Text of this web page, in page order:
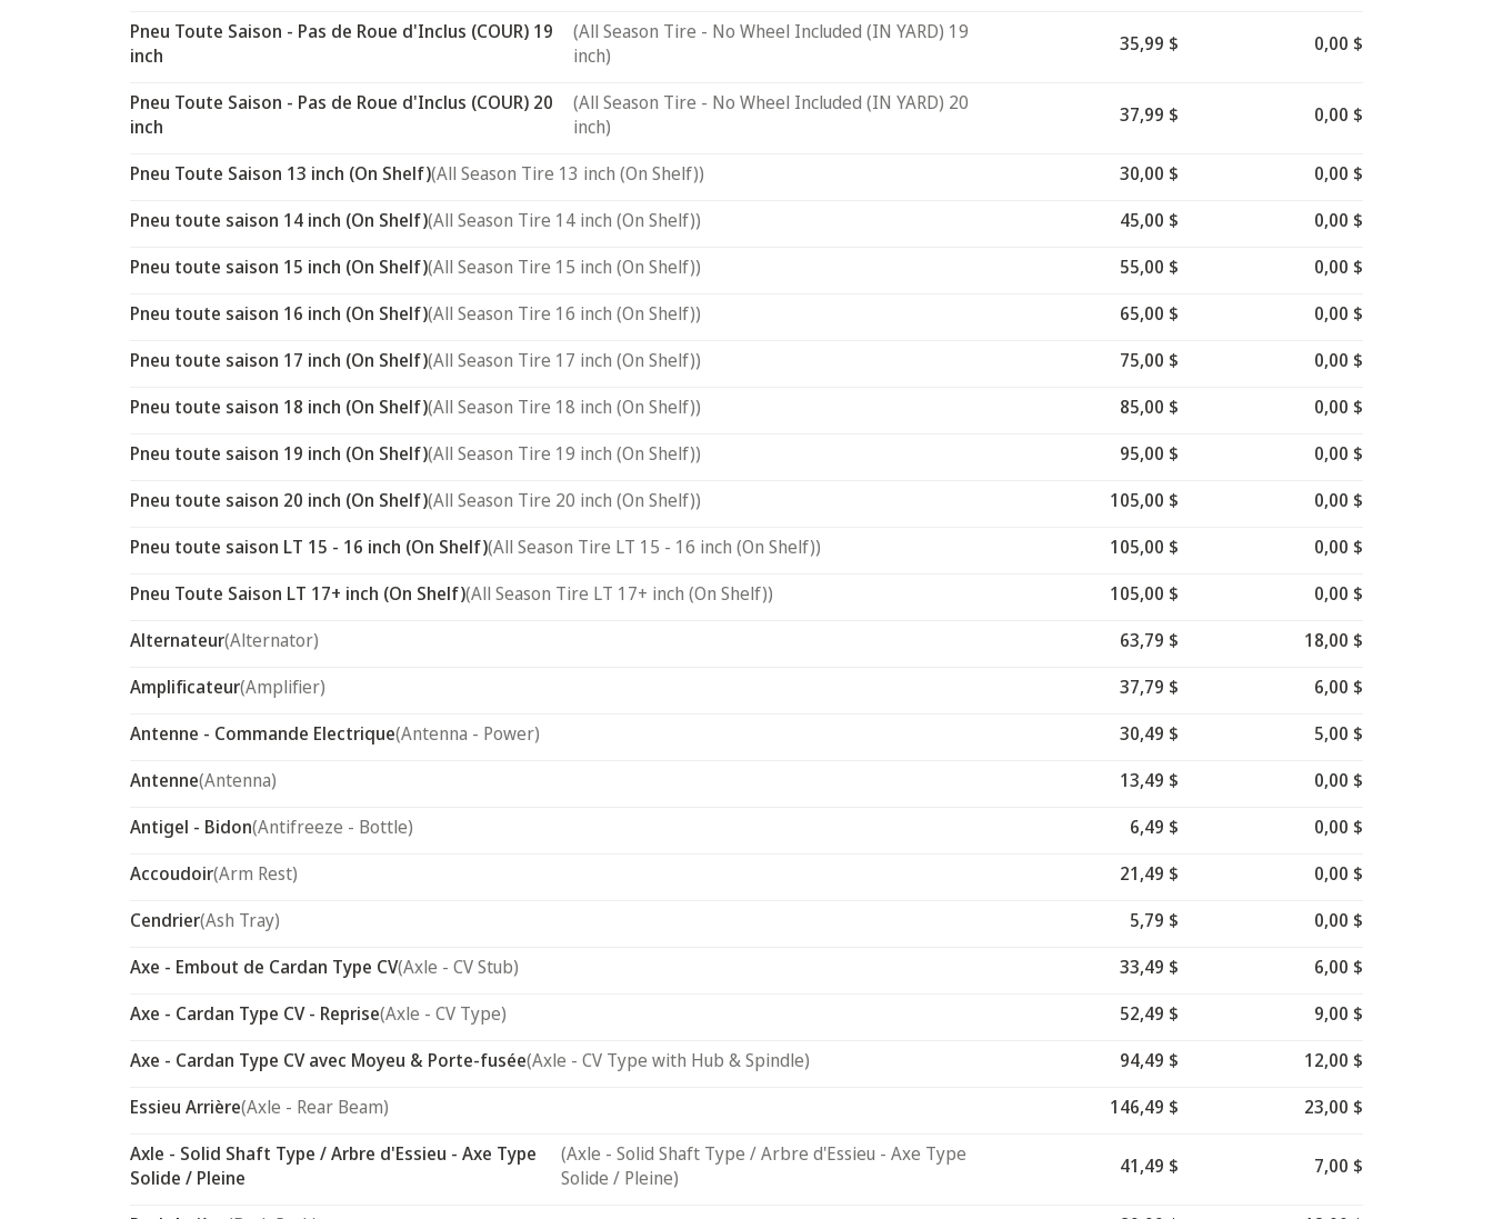
Pneu Toute Saison - Pas de Roue d'Inclus (COUR) 19
inch
(All Season Tire - No Wheel Included (IN YARD) 19
inch)
35,99 $ 0,00 $
Pneu Toute Saison - Pas de Roue d'Inclus (COUR) 20
inch
(All Season Tire - No Wheel Included (IN YARD) 20
inch)
37,99 $ 0,00 $
Pneu Toute Saison 13 inch (On Shelf)(All Season Tire 13 inch (On Shelf)) 30,00 $
0,00 $
Pneu toute saison 14 inch (On Shelf)(All Season Tire 14 inch (On Shelf)) 45,00 $
0,00 $
Pneu toute saison 15 inch (On Shelf)(All Season Tire 15 inch (On Shelf)) 55,00 $
0,00 $
Pneu toute saison 16 inch (On Shelf)(All Season Tire 16 inch (On Shelf)) 65,00 $
0,00 $
Pneu toute saison 17 inch (On Shelf)(All Season Tire 17 inch (On Shelf)) 75,00 $
0,00 $
Pneu toute saison 18 inch (On Shelf)(All Season Tire 18 inch (On Shelf)) 85,00 $
0,00 $
Pneu toute saison 19 inch (On Shelf)(All Season Tire 19 inch (On Shelf)) 95,00 $
0,00 $
Pneu toute saison 20 inch (On Shelf)(All Season Tire 20 inch (On Shelf)) 105,00 $
0,00 $
Pneu toute saison LT 15 - 16 inch (On Shelf)(All Season Tire LT 15 - 16 inch (On Shelf)) 105,00 $
0,00 $
Pneu Toute Saison LT 17+ inch (On Shelf)(All Season Tire LT 17+ inch (On Shelf)) 105,00 $
0,00 $
Alternateur(Alternator) 63,79 $
18,00 $
Amplificateur(Amplifier) 37,79 $
6,00 $
Antenne - Commande Electrique(Antenna - Power) 30,49 $
5,00 $
Antenne(Antenna) 13,49 $
0,00 $
Antigel - Bidon(Antifreeze - Bottle) 6,49 $
0,00 $
Accoudoir(Arm Rest) 21,49 $
0,00 $
Cendrier(Ash Tray) 5,79 $
0,00 $
Axe - Embout de Cardan Type CV(Axle - CV Stub) 33,49 $
6,00 $
Axe - Cardan Type CV - Reprise(Axle - CV Type) 52,49 $
9,00 $
Axe - Cardan Type CV avec Moyeu & Porte-fusée(Axle - CV Type with Hub & Spindle) 94,49 $
12,00 $
Essieu Arrière(Axle - Rear Beam) 146,49 $
23,00 $
Axle - Solid Shaft Type / Arbre d'Essieu - Axe Type
Solide / Pleine
(Axle - Solid Shaft Type / Arbre d'Essieu - Axe Type
Solide / Pleine)
41,49 $ 7,00 $